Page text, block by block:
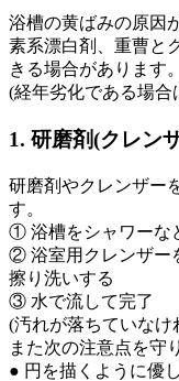
浴槽の黄ばみの原因
素系漂白剤、重曹と
きる場合があります。
(経年劣化である場
1. 研磨剤(クレン
研磨剤やクレンザー
す。
① 浴槽をシャワーな
② 浴室用クレンザー
擦り洗いする
③ 水で流して完了
(汚れが落ちていなけ
また次の注意点を守
● 円を描くように優